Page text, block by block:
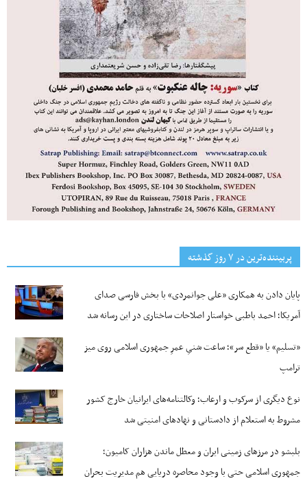
پربیننده‌ترین‌ در ۷ روز گذشته
پایان دادن به همکاری «علی جوانمردی» با بخش فارسی صدای
آمریکا؛ احمد باطبی خواستار اصلاحات ساختاری در این رسانه شد
«تسلیم» یا «قطع سر»؛ ساعت شنیِ عمرِ جمهوری اسلامی روی میز
ترامپ
نوع دیگری از سرکوب و ارعاب؛ وکالتنامه‌های ایرانیان خارج کشور
مشروط به استعلام از دادستانی و نهادهای امنیتی شد
بلبشو در مرزهای زمینی ایران و معطل ماندن هزاران کامیون؛
جمهوری اسلامی حتی با وجود محاصره دریایی هم مدیریت بحران